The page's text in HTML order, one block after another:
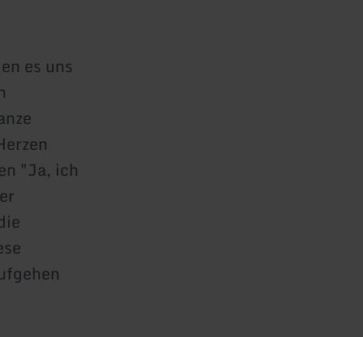
es uns
"Ja, ich